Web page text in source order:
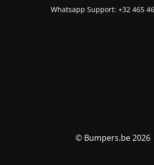
Whatsapp Support: +32 465
© Bumpers.be 2026